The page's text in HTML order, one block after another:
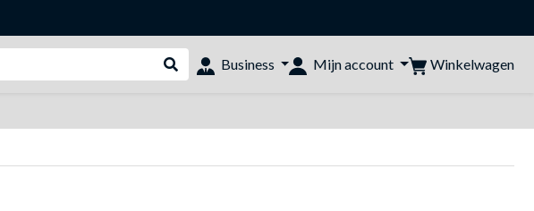
Webshop doorzoeken
Business Mijn account Winkelwagen